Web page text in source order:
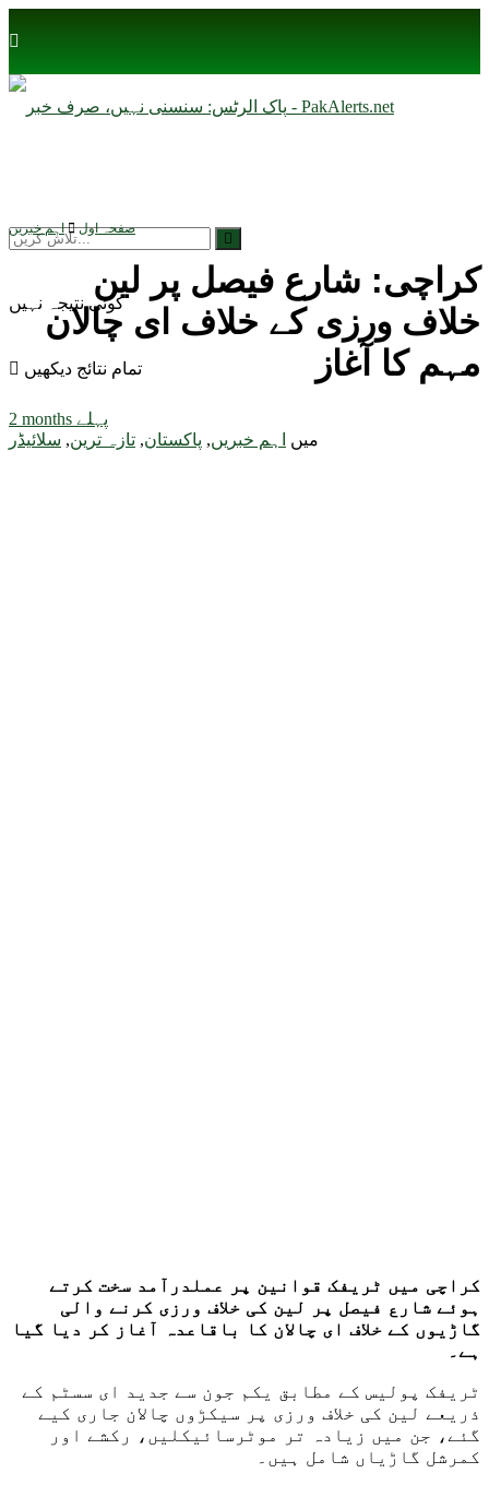
کوئی نتیجہ نہیں
تمام نتائج دیکھیں
صفحہ اول اہم خبریں
کراچی: شارع فیصل پر لین
خلاف ورزی کے خلاف ای چالان
مہم کا آغاز
2 months پہلے
میں
اہم خبریں, پاکستان, تازہ ترین, سلائیڈر
کراچی میں ٹریفک قوانین پر عملدرآمد سخت کرتے
ہوئے شارع فیصل پر لین کی خلاف ورزی کرنے والی
گاڑیوں کے خلاف ای چالان کا باقاعدہ آغاز کر دیا گیا
ہے۔
ٹریفک پولیس کے مطابق یکم جون سے جدید ای سسٹم کے
ذریعے لین کی خلاف ورزی پر سیکڑوں چالان جاری کیے
گئے، جن میں زیادہ تر موٹرسائیکلیں، رکشے اور
کمرشل گاڑیاں شامل ہیں۔